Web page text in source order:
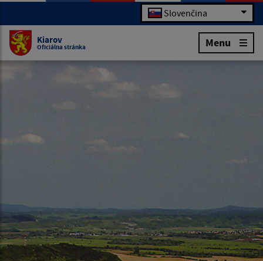
Slovenčina
Kiarov
Oficiálna stránka Menu